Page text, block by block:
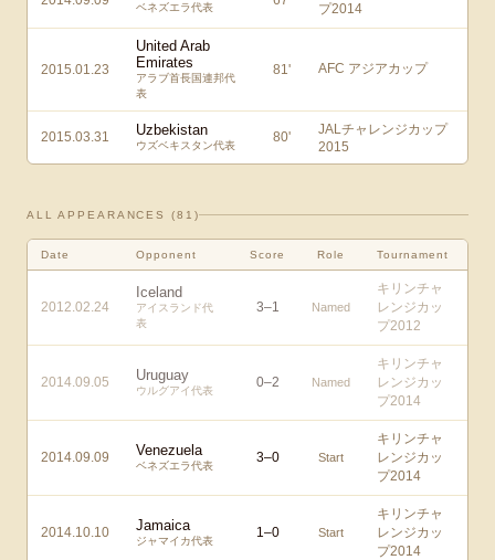
ベネズエラ代表
プ2014
2015.01.23
United Arab
Emirates
アラブ首長国連邦代
表
81' AFC アジアカップ
2015.03.31 Uzbekistan
ウズベキスタン代表
80'
JALチャレンジカップ
2015
ALL APPEARANCES (81 )
Date Opponent Score Role Tournament
2012.02.24
Iceland
アイスランド代
表
3–1 Named
キリンチャ
レンジカッ
プ2012
2014.09.05 Uruguay
ウルグアイ代表
0–2 Named
キリンチャ
レンジカッ
プ2014
2014.09.09 Venezuela
ベネズエラ代表
3–0 Start
キリンチャ
レンジカッ
プ2014
2014.10.10 Jamaica
ジャマイカ代表
1–0 Start
キリンチャ
レンジカッ
プ2014